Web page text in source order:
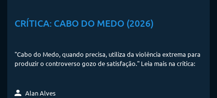
CRÍTICA: CABO DO MEDO (2026)
"Cabo do Medo, quando precisa, utiliza da violência extrema para
produzir o controverso gozo de satisfação." Leia mais na crítica:
Alan Alves